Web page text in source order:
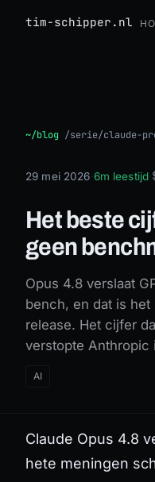
tim-schipper.nl
~/blog /serie/claude-
29 mei 2026 6m leestijd
Het beste
geen
Opus 4.8 verslaat
bench, en dat is het
release. Het cijfer
verstopte Anthropic
AI
Claude Opus 4.8
hete meningen